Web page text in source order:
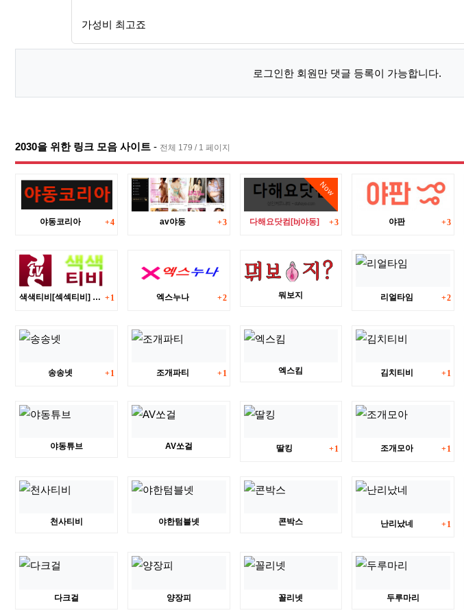
가성비 최고죠
로그인한 회원만 댓글 등록이 가능합니다.
2030을 위한 링크 모음 사이트 - 전체 179 / 1 페이지
야동코리아 댓글
4 av야동 댓글
3
Now
다해요닷컴[bj야동] 댓글
3 야판 댓글
3
색색티비[섹섹티비] (새로고침) 댓글
1 엑스누나 댓글
2 뭐보지 리얼타임 댓글
2
송송넷 댓글
1 조개파티 댓글
1 엑스킴 김치티비 댓글
1
야동튜브 AV쏘걸 딸킹 댓글
1 조개모아 댓글
1
천사티비 야한텀블넷 콘박스 난리났네 댓글
1
다크걸 양장피 꼴리넷 두루마리